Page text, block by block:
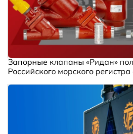
Запорные клапаны «Ридан»
Российского морского